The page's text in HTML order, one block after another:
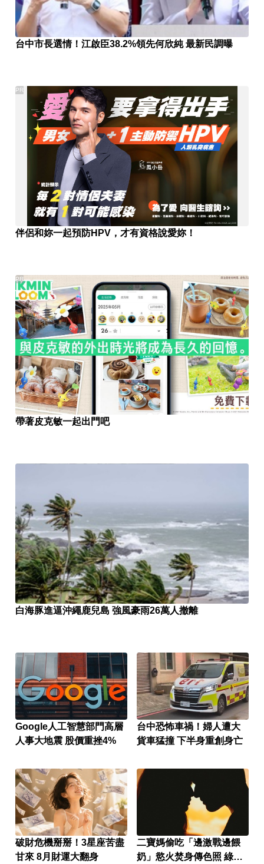
台中市長選情！江啟臣38.2%領先何欣純 最新民調曝
伴侶和妳一起預防HPV，才有資格說愛妳！
PR
帶著皮克敏一起出門吧
PR
白海豚進逼沖繩鹿兒島 強風豪雨26萬人撤離
Google人工智慧部門高層
人事大地震 股價重挫4%
台中恐怖車禍！婦人遭大
貨車猛撞 下半身重創身亡
破財危機掰掰！3星座苦盡
甘來 8月財運大翻身
二寶媽偷吃「邊激戰邊餵
奶」慾火焚身傳色照 綠帽